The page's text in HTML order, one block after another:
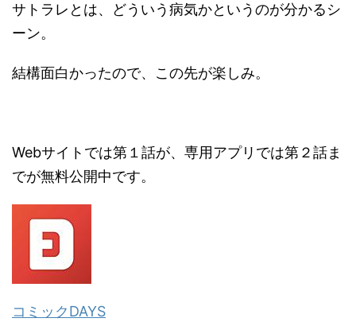
サトラレとは、どういう病気かというのが分かるシ
ーン。
結構面白かったので、この先が楽しみ。
Webサイトでは第１話が、専用アプリでは第２話ま
でが無料公開中です。
コミックDAYS